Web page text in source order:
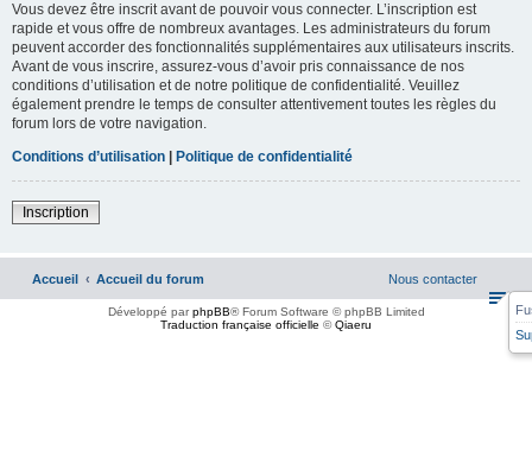
Vous devez être inscrit avant de pouvoir vous connecter. L’inscription est
rapide et vous offre de nombreux avantages. Les administrateurs du forum
peuvent accorder des fonctionnalités supplémentaires aux utilisateurs inscrits.
Avant de vous inscrire, assurez-vous d’avoir pris connaissance de nos
conditions d’utilisation et de notre politique de confidentialité. Veuillez
également prendre le temps de consulter attentivement toutes les règles du
forum lors de votre navigation.
Conditions d’utilisation | Politique de confidentialité
Inscription
Accueil Accueil du forum Nous contacter
Développé parphpBB® Forum Software © phpBB Limited
Traduction française officielle ©Qiaeru